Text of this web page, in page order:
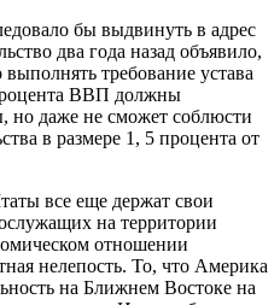
бы выдвинуть в адрес
два года назад объявило,
требование устава
ВВП должны
но даже не сможет соблюсти
в размере 1, 5 процента от
все еще держат свои
на территории
отношении
нелепость. То, что Америка
на Ближнем Востоке на